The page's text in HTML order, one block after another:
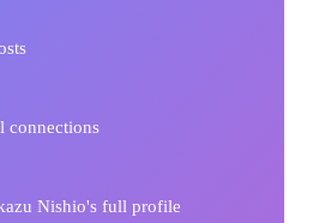
connections
Nishio's full profile